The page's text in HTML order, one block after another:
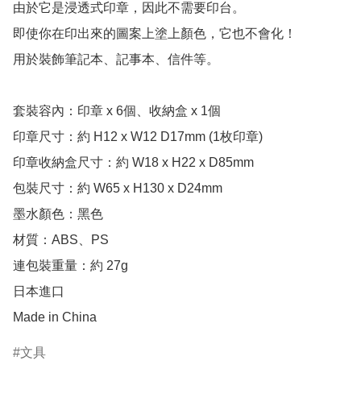
由於它是浸透式印章，因此不需要印台。
即使你在印出來的圖案上塗上顏色，它也不會化！
用於裝飾筆記本、記事本、信件等。
套裝容內：印章 x 6個、收納盒 x 1個
印章尺寸：約 H12 x W12 D17mm (1枚印章)
印章收納盒尺寸：約 W18 x H22 x D85mm
包裝尺寸：約 W65 x H130 x D24mm
墨水顏色：黑色
材質：ABS、PS
連包裝重量：約 27g
日本進口
Made in China
文具